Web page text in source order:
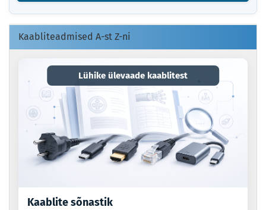
KOOD.
Kaabliteadmised A-st Z-ni
Lühike ülevaade kaablitest
Kaablite sõnastik